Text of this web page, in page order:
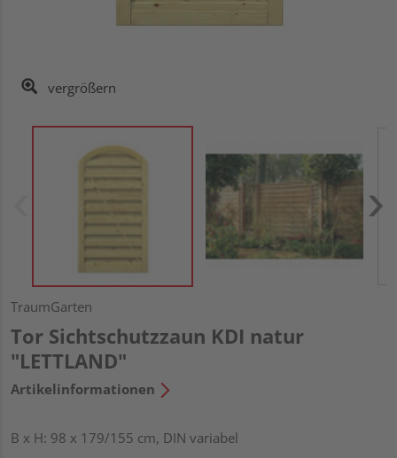
vergrößern
TraumGarten
Tor Sichtschutzzaun KDI natur
"LETTLAND"
Artikelinformationen
B x H: 98 x 179/155 cm, DIN variabel